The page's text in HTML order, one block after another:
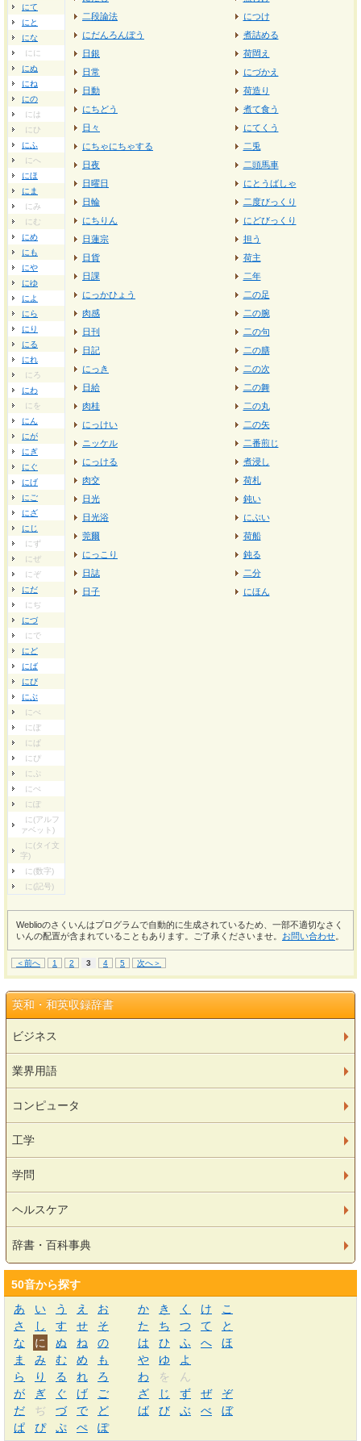
にて
にと
にな
にに
にぬ
にね
にの
には
にひ
にふ
にへ
にほ
にま
にみ
にむ
にめ
にも
にや
にゆ
によ
にら
にり
にる
にれ
にろ
にわ
にを
にん
にが
にぎ
にぐ
にげ
にご
にざ
にじ
にず
にぜ
にぞ
にだ
にぢ
にづ
にで
にど
にば
にび
にぶ
にべ
にぼ
にぱ
にぴ
にぷ
にぺ
にぽ
に(アルフ
ァベット)
に(タイ文
字)
に(数字)
に(記号)
二段論法
にだんろんぽう
日銀
日常
日動
にちどう
日々
にちゃにちゃする
日夜
日曜日
日輪
にちりん
日蓮宗
日貨
日課
にっかひょう
肉感
日刊
日記
にっき
日給
肉桂
にっけい
ニッケル
にっける
肉交
日光
日光浴
莞爾
にっこり
日誌
日子
につけ
煮詰める
荷閊え
にづかえ
荷造り
煮て食う
にてくう
二兎
二頭馬車
にとうばしゃ
二度びっくり
にどびっくり
担う
荷主
二年
二の足
二の腕
二の句
二の膳
二の次
二の舞
二の丸
二の矢
二番煎じ
煮浸し
荷札
鈍い
にぶい
荷船
鈍る
二分
にほん
Weblioのさくいんはプログラムで自動的に生成されているため、一部不適切なさく
いんの配置が含まれていることもあります。ご了承くださいませ。 お問い合わせ
＜前へ 1 2 3 4 5 次へ＞
英和・和英収録辞書
ビジネス
業界用語
コンピュータ
工学
学問
ヘルスケア
辞書・百科事典
50音から探す
あ
い う え お か き く け
こ
さ
し す せ そ た ち つ て
と
な
に ぬ ね の は ひ ふ へ
ほ
ま
み む め も や ゆ
よ
ら
り る れ ろ わ を
ん
が
ぎ ぐ げ ご ざ じ ず ぜ
ぞ
だ
ぢ づ で ど ば び ぶ べ
ぼ
ぱ
ぴ ぷ ぺ ぽ